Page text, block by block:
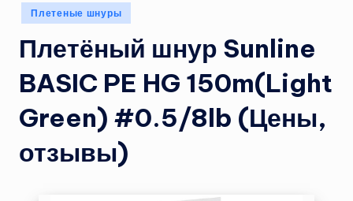
Опубликовано
в
Плетеные шнуры
Плетёный шнур Sunline
BASIC PE HG 150m(Light
Green) #0.5/8lb (Цены,
отзывы)